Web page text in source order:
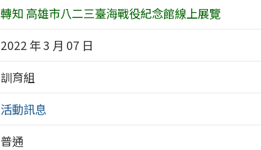
轉知 高雄市八二三臺海戰役紀念館線上展覽
2022 年 3 月 07 日
訓育組
活動訊息
普通